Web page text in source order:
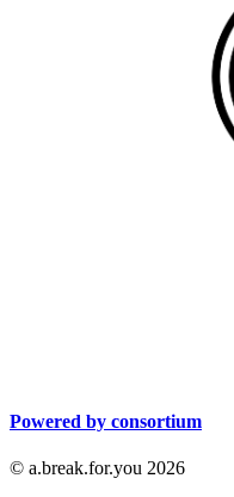
Powered by consortium
© a.break.for.you 2026